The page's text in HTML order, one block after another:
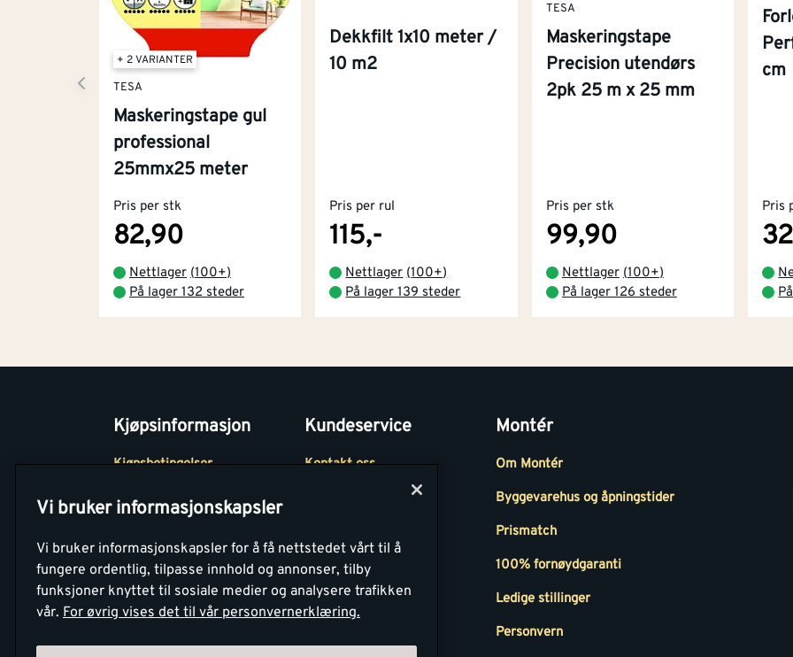
+ 2 VARIANTER
TESA
Maskeringstape gul
professional
25mmx25 meter
Pris per stk
82,90
Nettlager (100+)
På lager 132 steder
Dekkfilt 1x10 meter /
10 m2
Pris per rul
115,-
Nettlager (100+)
På lager 139 steder
TESA
Maskeringstape
Precision utendørs
2pk 25 m x 25 mm
Pris per stk
99,90
Nettlager (100+)
På lager 126 steder
cm
Pris
Kjøpsinformasjon
Kjøpsbetingelser
Betaling
Retur- og
angrerettsskjema
Kundeservice
Kontakt oss
Medlemsavtaler
Montér Bedrift
Montér
Om Montér
Byggevarehus og åpningstider
Prismatch
100% fornøydgaranti
Ledige stillinger
Personvern
Vi bruker informasjonskapsler
Vi bruker informasjonskapsler for å få nettstedet vårt til å
fungere ordentlig, tilpasse innhold og annonser, tilby
funksjoner knyttet til sosiale medier og analysere trafikken
vår. For øvrig vises det til vår personvernerklæring.